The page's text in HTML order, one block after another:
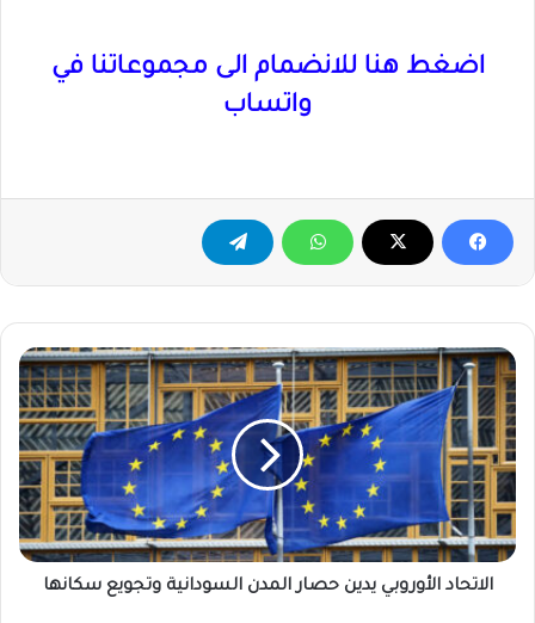
اضغط هنا للانضمام الى مجموعاتنا في
واتساب
الاتحاد
الأوروبي
يدين
حصار
المدن
السودانية
وتجويع
سكانها
الاتحاد الأوروبي يدين حصار المدن السودانية وتجويع سكانها